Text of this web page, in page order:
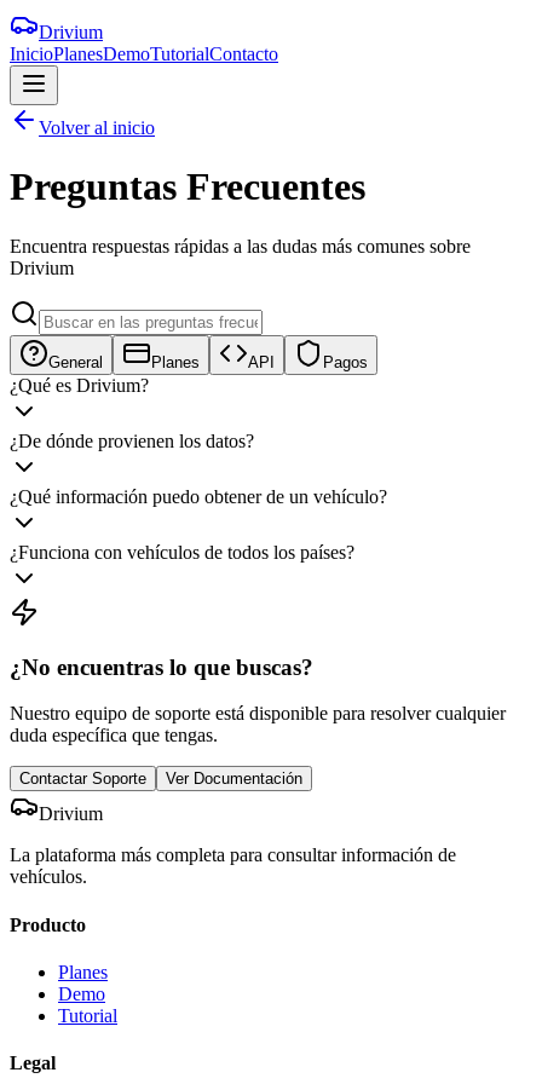
Drivium
InicioPlanesDemoTutorialContacto
Volver al inicio
Preguntas Frecuentes
Encuentra respuestas rápidas a las dudas más comunes sobre
Drivium
General Planes API Pagos
¿Qué es Drivium?
¿De dónde provienen los datos?
¿Qué información puedo obtener de un vehículo?
¿Funciona con vehículos de todos los países?
¿No encuentras lo que buscas?
Nuestro equipo de soporte está disponible para resolver cualquier
duda específica que tengas.
Contactar Soporte Ver Documentación
Drivium
La plataforma más completa para consultar información de
vehículos.
Producto
Planes
Demo
Tutorial
Legal